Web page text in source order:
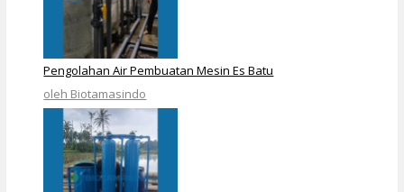
Pengolahan Air Pembuatan Mesin Es Batu
oleh Biotamasindo